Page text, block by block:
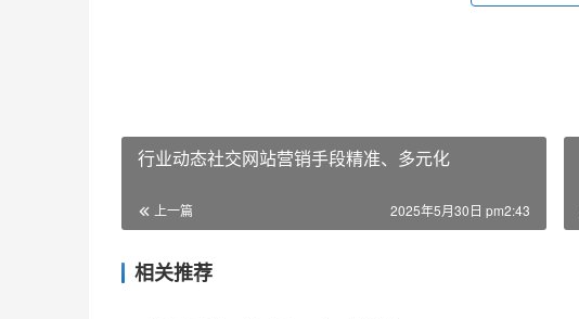
行业动态社交网站营销手段精准、多元化
上一篇 2025年5月30日 pm2:43
相关推荐